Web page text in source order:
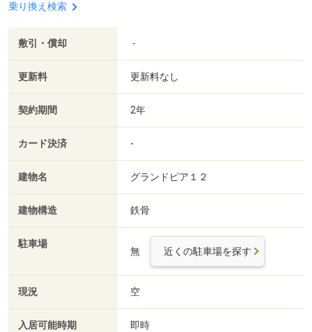
乗り換え検索
敷引・償却 -
更新料 更新料なし
契約期間 2年
カード決済 -
建物名 グランドピア１２
建物構造 鉄骨
駐車場
無 近くの駐車場を探す
現況 空
入居可能時期 即時